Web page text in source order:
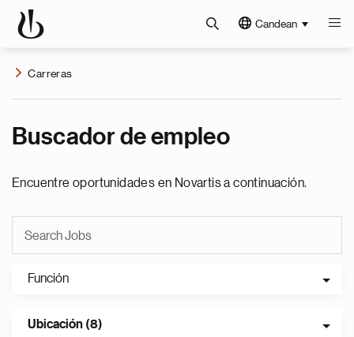
Candean
Carreras
Buscador de empleo
Encuentre oportunidades en Novartis a continuación.
Función
Ubicación (8)